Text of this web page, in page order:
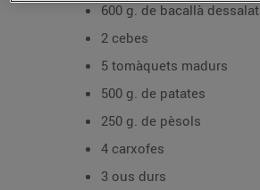
600 g. de bacallà dessalat
2 cebes
5 tomàquets madurs
500 g. de patates
250 g. de pèsols
4 carxofes
3 ous durs